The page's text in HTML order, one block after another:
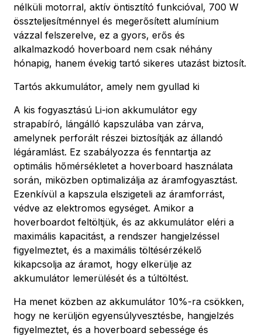
nélküli motorral, aktív öntisztító funkcióval, 700 W
összteljesítménnyel és megerősített alumínium
vázzal felszerelve, ez a gyors, erős és
alkalmazkodó hoverboard nem csak néhány
hónapig, hanem évekig tartó sikeres utazást biztosít.
Tartós akkumulátor, amely nem gyullad ki
A kis fogyasztású Li-ion akkumulátor egy
strapabíró, lángálló kapszulába van zárva,
amelynek perforált részei biztosítják az állandó
légáramlást. Ez szabályozza és fenntartja az
optimális hőmérsékletet a hoverboard használata
során, miközben optimalizálja az áramfogyasztást.
Ezenkívül a kapszula elszigeteli az áramforrást,
védve az elektromos egységet. Amikor a
hoverboardot feltöltjük, és az akkumulátor eléri a
maximális kapacitást, a rendszer hangjelzéssel
figyelmeztet, és a maximális töltésérzékelő
kikapcsolja az áramot, hogy elkerülje az
akkumulátor lemerülését és a túltöltést.
Ha menet közben az akkumulátor 10%-ra csökken,
hogy ne kerüljön egyensúlyvesztésbe, hangjelzés
figyelmeztet, és a hoverboard sebessége és